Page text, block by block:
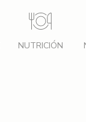
NUTRICIÓN